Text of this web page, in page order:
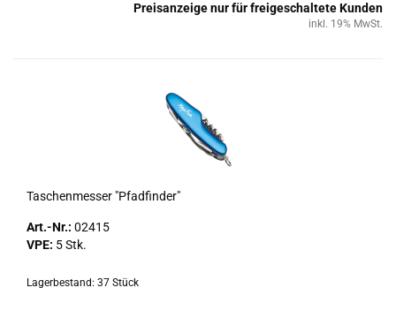
Preisanzeige nur für freigeschaltete Kunden
inkl. 19% MwSt.
Ta­schen­mes­ser "Pfad­fin­der"
Art.-Nr.: 02415
VPE: 5 Stk.
Lagerbestand: 37 Stück